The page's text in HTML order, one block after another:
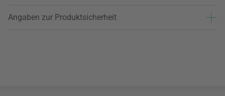
Angaben zur Produktsicherheit